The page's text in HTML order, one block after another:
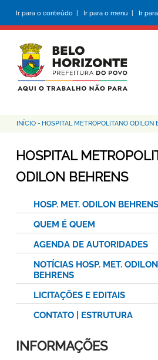
conteúdo
principal
Ir para o conteúdo | Ir para o menu | Ir
Trilha
de
navegação
INÍCIO - HOSPITAL METROPOLITANO ODILON
HOSPITAL
ODILON BEHRENS
HOSP. MET. ODILON BEHRENS
QUEM É QUEM
AGENDA DE AUTORIDADES
NOTÍCIAS HOSP. MET. ODILON
BEHRENS
LICITAÇÕES E EDITAIS
CONTATO | ESTRUTURA
INFORMAÇÕES